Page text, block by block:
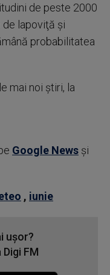
de peste 2000
lapoviţă şi
probabilitatea
mai noi știri, la
Google News şi
, iunie
ușor?
FM